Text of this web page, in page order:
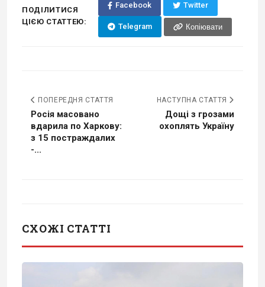
ПОДІЛИТИСЯ
ЦІЄЮ СТАТТЕЮ:
Facebook Twitter
Telegram Копіювати
ПОПЕРЕДНЯ СТАТТЯ
Росія масовано
вдарила по Харкову:
з 15 постраждалих
-...
НАСТУПНА СТАТТЯ
Дощі з грозами
охоплять Україну
СХОЖІ СТАТТІ